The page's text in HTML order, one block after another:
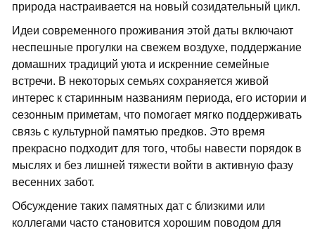
природа настраивается на новый созидательный цикл.
Идеи современного проживания этой даты включают
неспешные прогулки на свежем воздухе, поддержание
домашних традиций уюта и искренние семейные
встречи. В некоторых семьях сохраняется живой
интерес к старинным названиям периода, его истории и
сезонным приметам, что помогает мягко поддерживать
связь с культурной памятью предков. Это время
прекрасно подходит для того, чтобы навести порядок в
мыслях и без лишней тяжести войти в активную фазу
весенних забот.
Обсуждение таких памятных дат с близкими или
коллегами часто становится хорошим поводом для